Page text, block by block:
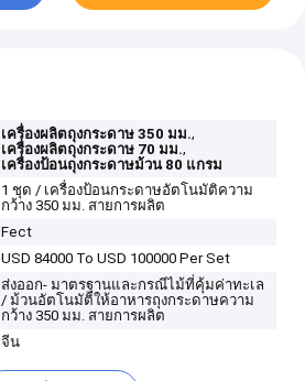
เครื่องผลิตถุงกระดาษ 350 มม.,
เครื่องผลิตถุงกระดาษ 70 มม.,
เครื่องป้อนถุงกระดาษม้วน 80 แกรม
1 ชุด / เครื่องป้อนกระดาษอัตโนมัติความ
กว้าง 350 มม. สายการผลิต
Fect
USD 84000 To USD 100000 Per Set
ส่งออก- มาตรฐานและกรณีไม้ที่คุ้มค่าทะเล
/ ม้วนอัตโนมัติให้อาหารถุงกระดาษความ
กว้าง 350 มม. สายการผลิต
จีน